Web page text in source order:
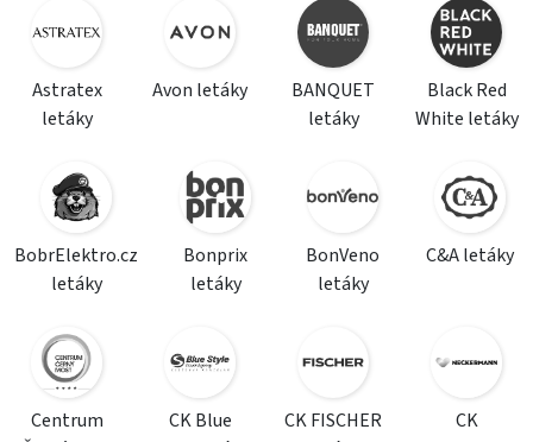
Astratex
letáky
Avon letáky
BANQUET
letáky
Black Red
White letáky
BobrElektro.cz
letáky
Bonprix
letáky
BonVeno
letáky
C&A letáky
Centrum
CK Blue
CK FISCHER
CK